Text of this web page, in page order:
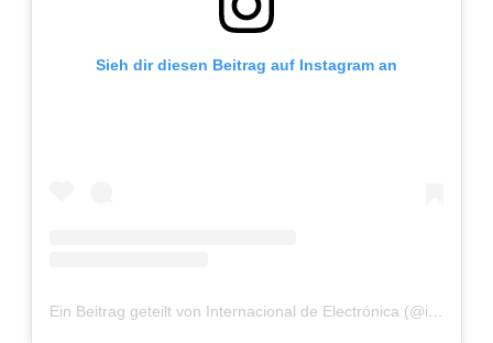
Adventskalender 2021
Sieh dir diesen Beitrag auf Instagram an
Ein Beitrag geteilt von Internacional de Electrónica (@internacional_de_electronica)